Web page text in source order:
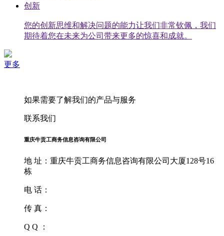
创新
您的创新思维和解决问题的能力让我们非常钦佩，我们
期待着您在未来为公司带来更多的惊喜和成就。
更多
如果需要了解我们的产品与服务
联系我们
重庆牛贡工商务信息咨询有限公司
地 址：重庆牛贡工商务信息咨询有限公司大厦128号16
栋
电 话：
传 真：
Q Q ：